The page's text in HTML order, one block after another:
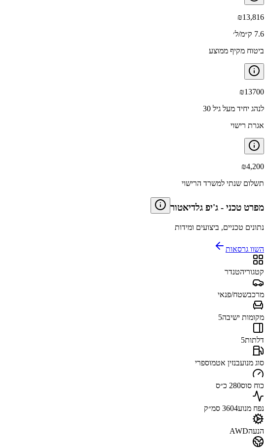
₪13,816
7.6 ק״מ/ל׳
ביטוח מקיף ממוצע
₪13700
לנהג יחיד מעל גיל 30
אגרת רישוי
₪4,200
תשלום שנתי למשרד הרישוי
מפרט טכני - ג'יפ גלדיאטור
נתונים טכניים, ביצועים ומידות
השוו גרסאות
קטגוריהטנדר
מרכבשטח/פנאי
מקומות ישיבה5
דלתות5
סוג מנועבנזין אטמוספרי
כוח סוס280 כ״ס
נפח מנוע3604 סמ״ק
הנעהAWD